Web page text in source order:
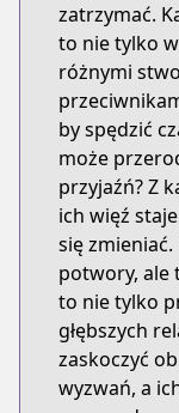
zatrzymać.
to nie tylko
różnymi
by spędzić
może
przyjaźń? Z
ich więź
się zmieniać.
potwory, ale
to nie tylko
głębszych
zaskoczyć
wyzwań, a